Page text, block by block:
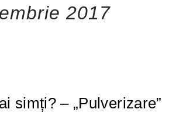
2017
simți? – „Pulverizare”